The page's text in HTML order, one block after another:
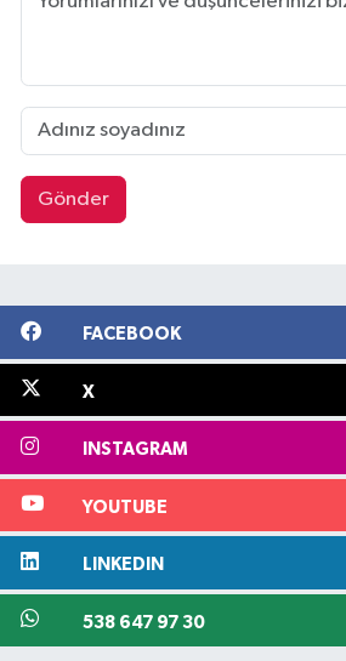
Gönder
FACEBOOK
X
INSTAGRAM
YOUTUBE
LINKEDIN
538 647 97 30